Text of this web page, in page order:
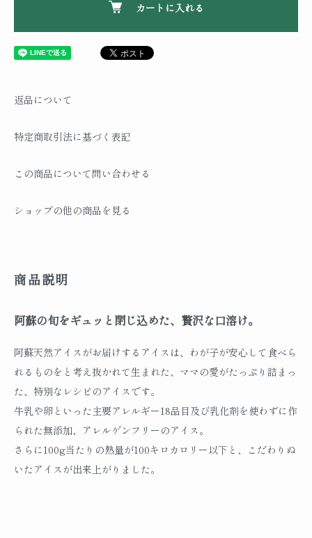
カートに入れる
返品について
特定商取引法に基づく表記
この商品について問い合わせる
ショップの他の商品を見る
商品説明
阿蘇の旬をギュッと閉じ込めた、贅沢な口溶け。
阿蘇天然アイスがお届けするアイスは、わが子が安心して食べら
れるものをと考え抜かれて生まれた、ママの愛がたっぷり詰まっ
た、特別なレシピのアイスです。
牛乳や卵といった主要アレルギー18品目及び乳化剤を使わずに作
られた無添加、アレルゲンフリーのアイス。
さらに100g当たりの熱量が100キロカロリー以下と、こだわりぬ
いたアイスが出来上がりました。